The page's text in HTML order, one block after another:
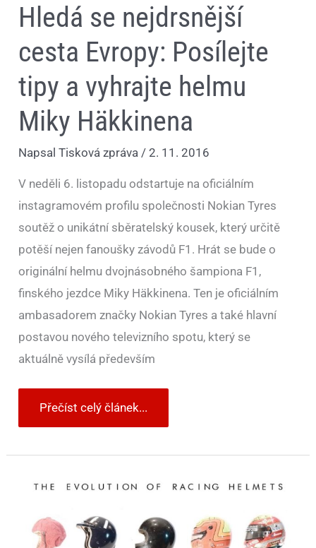
Hledá se nejdrsnější
cesta Evropy: Posílejte
tipy a vyhrajte helmu
Miky Häkkinena
NapsalTisková zpráva/2. 11. 2016
V neděli 6. listopadu odstartuje na oficiálním
instagramovém profilu společnosti Nokian Tyres
soutěž o unikátní sběratelský kousek, který určitě
potěší nejen fanoušky závodů F1. Hrát se bude o
originální helmu dvojnásobného šampiona F1,
finského jezdce Miky Häkkinena. Ten je oficiálním
ambasadorem značky Nokian Tyres a také hlavní
postavou nového televizního spotu, který se
aktuálně vysílá především
Přečíst celý článek...
se
průběhu
let
měnily